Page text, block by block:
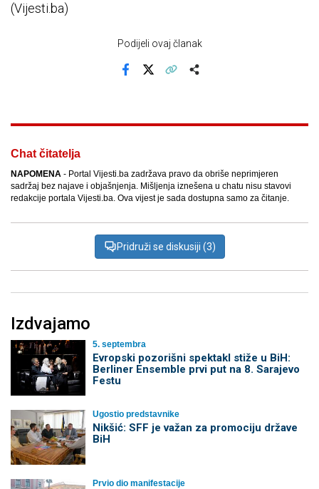
(Vijesti.ba)
Podijeli ovaj članak
Chat čitatelja
NAPOMENA - Portal Vijesti.ba zadržava pravo da obriše neprimjeren
sadržaj bez najave i objašnjenja. Mišljenja iznešena u chatu nisu stavovi
redakcije portala Vijesti.ba. Ova vijest je sada dostupna samo za čitanje.
Pridruži se diskusiji (3)
Izdvajamo
5. septembra
Evropski pozorišni spektakl stiže u BiH:
Berliner Ensemble prvi put na 8. Sarajevo
Festu
Ugostio predstavnike
Nikšić: SFF je važan za promociju države
BiH
Prvio dio manifestacije